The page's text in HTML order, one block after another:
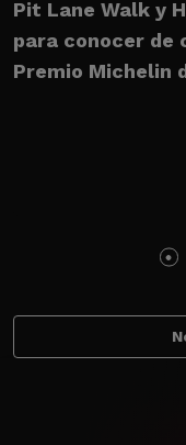
Pit Lane Walk y
para conocer de
Premio Michelin